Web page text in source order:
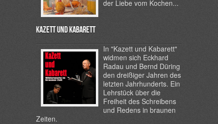
der Liebe vom Kochen...
Kazett und Kabarett
In "Kazett und Kabarett"
widmen sich Eckhard
Radau und Bernd Düring
den dreißiger Jahren des
letzten Jahrhunderts. Ein
Lehrstück über die
Freiheit des Schreibens
und Redens in braunen
Zeiten.